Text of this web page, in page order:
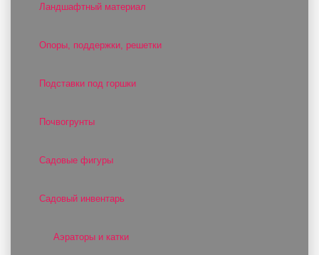
Ландшафтный материал
Опоры, поддержки, решетки
Подставки под горшки
Почвогрунты
Садовые фигуры
Садовый инвентарь
Аэраторы и катки